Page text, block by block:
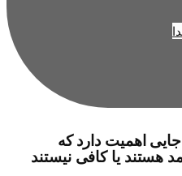
اهمیت دارد که